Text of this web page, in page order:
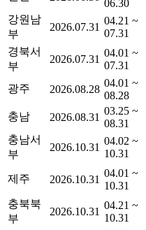
06.30
강원남
부
2026.07.31
04.21 ~
07.31
경북서
부
2026.07.31
04.01 ~
07.31
광주 2026.08.28
04.01 ~
08.28
충남 2026.08.31
03.25 ~
08.31
충남서
부
2026.10.31
04.02 ~
10.31
제주 2026.10.31
04.01 ~
10.31
충북북
부
2026.10.31
04.21 ~
10.31